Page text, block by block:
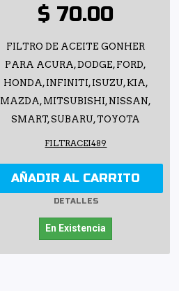
$ 70.00
FILTRO DE ACEITE GONHER
PARA ACURA, DODGE, FORD,
HONDA, INFINITI, ISUZU, KIA,
MAZDA, MITSUBISHI, NISSAN,
SMART, SUBARU, TOYOTA
FILTRACEI489
AÑADIR AL CARRITO
DETALLES
En Existencia